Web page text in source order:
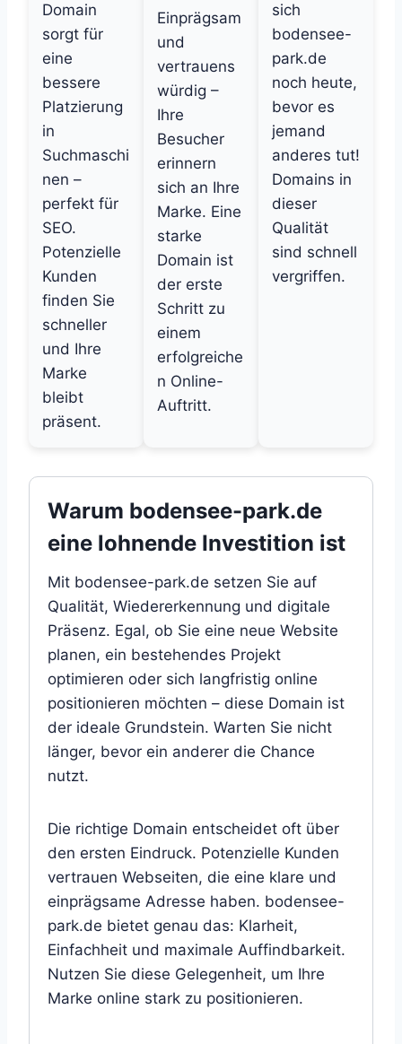
Domain
sorgt für
eine
bessere
Platzierung
in
Suchmaschi
nen –
perfekt für
SEO.
Potenzielle
Kunden
finden Sie
schneller
und Ihre
Marke
bleibt
präsent.
Einprägsam
und
vertrauens
würdig –
Ihre
Besucher
erinnern
sich an Ihre
Marke. Eine
starke
Domain ist
der erste
Schritt zu
einem
erfolgreiche
n Online-
Auftritt.
sich
bodensee-
park.de
noch heute,
bevor es
jemand
anderes tut!
Domains in
dieser
Qualität
sind schnell
vergriffen.
Warum bodensee-park.de
eine lohnende Investition ist
Mit bodensee-park.de setzen Sie auf
Qualität, Wiedererkennung und digitale
Präsenz. Egal, ob Sie eine neue Website
planen, ein bestehendes Projekt
optimieren oder sich langfristig online
positionieren möchten – diese Domain ist
der ideale Grundstein. Warten Sie nicht
länger, bevor ein anderer die Chance
nutzt.
Die richtige Domain entscheidet oft über
den ersten Eindruck. Potenzielle Kunden
vertrauen Webseiten, die eine klare und
einprägsame Adresse haben. bodensee-
park.de bietet genau das: Klarheit,
Einfachheit und maximale Auffindbarkeit.
Nutzen Sie diese Gelegenheit, um Ihre
Marke online stark zu positionieren.